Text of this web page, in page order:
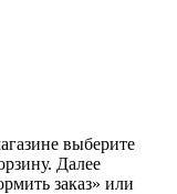
выберите
Далее
заказ» или